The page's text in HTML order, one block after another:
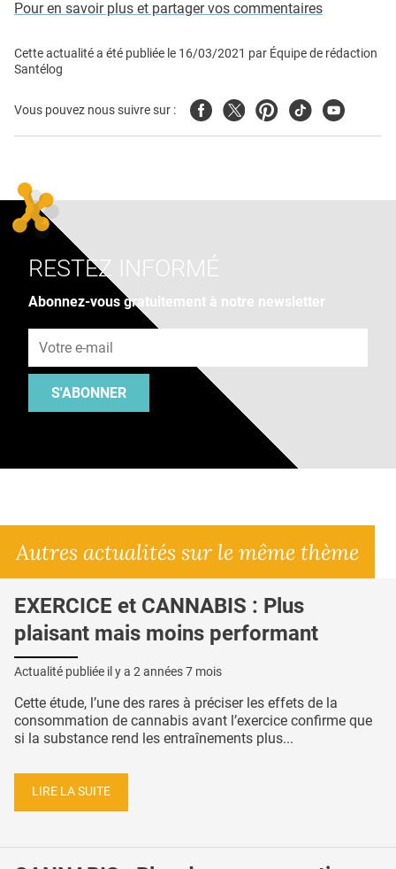
Pour en savoir plus et partager vos commentaires
Cette actualité a été publiée le 16/03/2021 par Équipe de rédaction
Santélog
Vous pouvez nous suivre sur : FacebookTwitterPinterest
TiktokYoutube
RESTEZ INFORMÉ
Abonnez-vous gratuitement à notre newsletter
S'ABONNER
Autres actualités sur le même thème
EXERCICE et CANNABIS : Plus
plaisant mais moins performant
Actualité publiée il y a 2 années 7 mois
Cette étude, l’une des rares à préciser les effets de la
consommation de cannabis avant l’exercice confirme que
si la substance rend les entraînements plus...
LIRE LA SUITE